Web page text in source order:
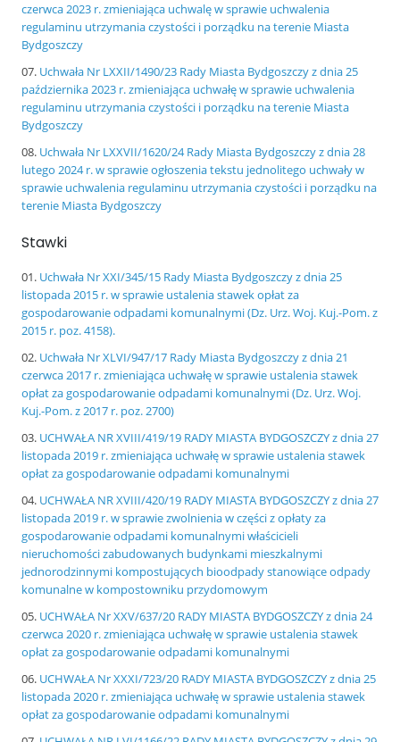
czerwca 2023 r. zmieniająca uchwalę w sprawie uchwalenia
regulaminu utrzymania czystości i porządku na terenie Miasta
Bydgoszczy
Uchwała Nr LXXII/1490/23 Rady Miasta Bydgoszczy z dnia 25
października 2023 r. zmieniająca uchwałę w sprawie uchwalenia
regulaminu utrzymania czystości i porządku na terenie Miasta
Bydgoszczy
Uchwała Nr LXXVII/1620/24 Rady Miasta Bydgoszczy z dnia 28
lutego 2024 r. w sprawie ogłoszenia tekstu jednolitego uchwały w
sprawie uchwalenia regulaminu utrzymania czystości i porządku na
terenie Miasta Bydgoszczy
Stawki
Uchwała Nr XXI/345/15 Rady Miasta Bydgoszczy z dnia 25
listopada 2015 r. w sprawie ustalenia stawek opłat za
gospodarowanie odpadami komunalnymi (Dz. Urz. Woj. Kuj.-Pom. z
2015 r. poz. 4158).
Uchwała Nr XLVI/947/17 Rady Miasta Bydgoszczy z dnia 21
czerwca 2017 r. zmieniająca uchwałę w sprawie ustalenia stawek
opłat za gospodarowanie odpadami komunalnymi (Dz. Urz. Woj.
Kuj.-Pom. z 2017 r. poz. 2700)
UCHWAŁA NR XVIII/419/19 RADY MIASTA BYDGOSZCZY z dnia 27
listopada 2019 r. zmieniająca uchwałę w sprawie ustalenia stawek
opłat za gospodarowanie odpadami komunalnymi
UCHWAŁA NR XVIII/420/19 RADY MIASTA BYDGOSZCZY z dnia 27
listopada 2019 r. w sprawie zwolnienia w części z opłaty za
gospodarowanie odpadami komunalnymi właścicieli
nieruchomości zabudowanych budynkami mieszkalnymi
jednorodzinnymi kompostujących bioodpady stanowiące odpady
komunalne w kompostowniku przydomowym
UCHWAŁA Nr XXV/637/20 RADY MIASTA BYDGOSZCZY z dnia 24
czerwca 2020 r. zmieniająca uchwałę w sprawie ustalenia stawek
opłat za gospodarowanie odpadami komunalnymi
UCHWAŁA Nr XXXI/723/20 RADY MIASTA BYDGOSZCZY z dnia 25
listopada 2020 r. zmieniająca uchwałę w sprawie ustalenia stawek
opłat za gospodarowanie odpadami komunalnymi